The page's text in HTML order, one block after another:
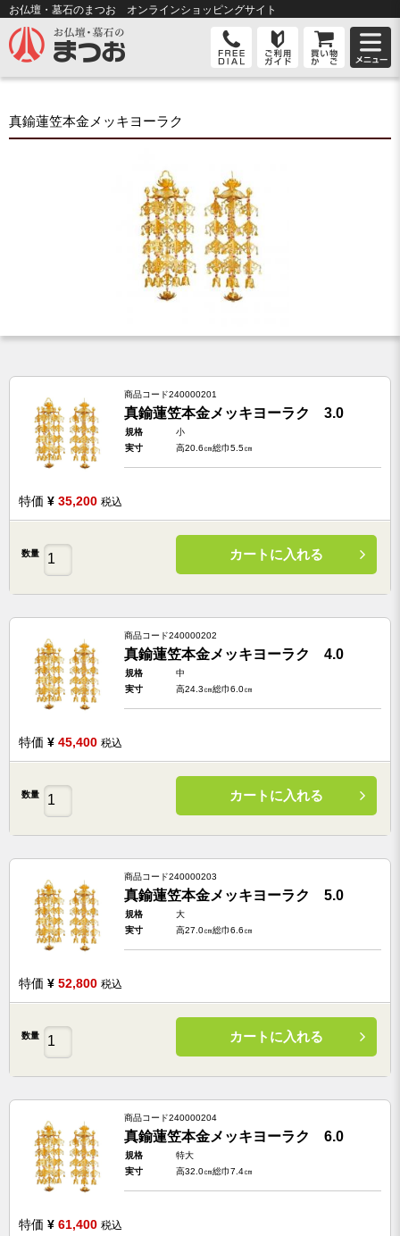
お仏壇・墓石のまつお オンラインショッピングサイト
真鍮蓮笠本金メッキヨーラク
商品コード240000201
真鍮蓮笠本金メッキヨーラク 3.0
規格
小
実寸
高20.6㎝総巾5.5㎝
特価 ¥ 35,200 税込
数量 カートに入れる
商品コード240000202
真鍮蓮笠本金メッキヨーラク 4.0
規格
中
実寸
高24.3㎝総巾6.0㎝
特価 ¥ 45,400 税込
数量 カートに入れる
商品コード240000203
真鍮蓮笠本金メッキヨーラク 5.0
規格
大
実寸
高27.0㎝総巾6.6㎝
特価 ¥ 52,800 税込
数量 カートに入れる
商品コード240000204
真鍮蓮笠本金メッキヨーラク 6.0
規格
特大
実寸
高32.0㎝総巾7.4㎝
特価 ¥ 61,400 税込